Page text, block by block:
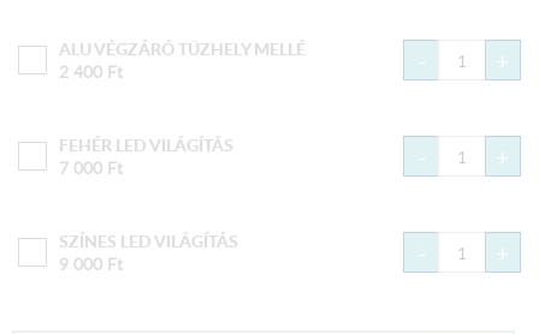
ALU VÉGZÁRÓ TŰZHELY MELLÉ
2 400 Ft - +
FEHÉR LED VILÁGÍTÁS
7 000 Ft - +
SZÍNES LED VILÁGÍTÁS
9 000 Ft - +